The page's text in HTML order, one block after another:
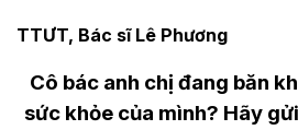
TTƯT, Bác sĩ Lê Phương
Cô bác anh chị đang băn
sức khỏe của mình? Hãy